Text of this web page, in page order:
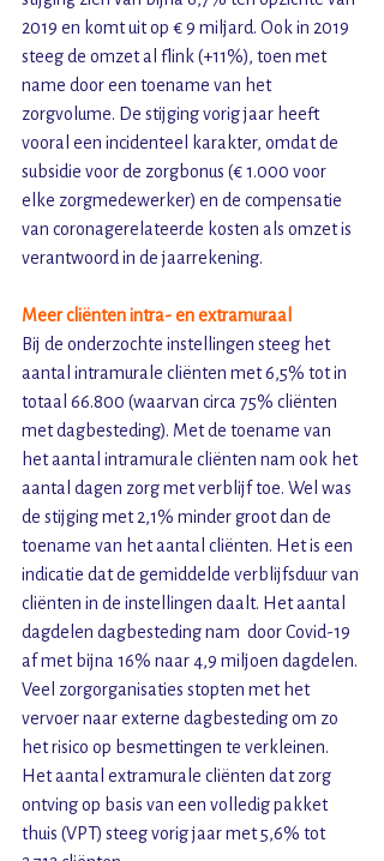
2019 en komt uit op € 9 miljard. Ook in 2019
steeg de omzet al flink (+11%), toen met
name door een toename van het
zorgvolume. De stijging vorig jaar heeft
vooral een incidenteel karakter, omdat de
subsidie voor de zorgbonus (€ 1.000 voor
elke zorgmedewerker) en de compensatie
van coronagerelateerde kosten als omzet is
verantwoord in de jaarrekening.
Meer cliënten intra- en extramuraal
Bij de onderzochte instellingen steeg het
aantal intramurale cliënten met 6,5% tot in
totaal 66.800 (waarvan circa 75% cliënten
met dagbesteding). Met de toename van
het aantal intramurale cliënten nam ook het
aantal dagen zorg met verblijf toe. Wel was
de stijging met 2,1% minder groot dan de
toename van het aantal cliënten. Het is een
indicatie dat de gemiddelde verblijfsduur van
cliënten in de instellingen daalt. Het aantal
dagdelen dagbesteding nam  door Covid-19
af met bijna 16% naar 4,9 miljoen dagdelen.
Veel zorgorganisaties stopten met het
vervoer naar externe dagbesteding om zo
het risico op besmettingen te verkleinen.
Het aantal extramurale cliënten dat zorg
ontving op basis van een volledig pakket
thuis (VPT) steeg vorig jaar met 5,6% tot